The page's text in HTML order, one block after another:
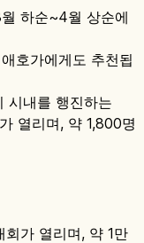
하순~4월 상순에
호가에게도 추천됩
시내를 행진하는
열리며, 약 1,800명
가 열리며, 약 1만